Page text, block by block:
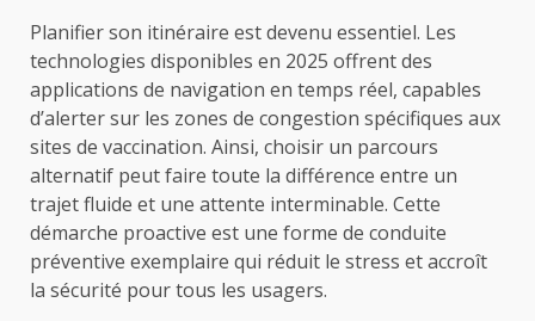
Planifier son itinéraire est devenu essentiel. Les
technologies disponibles en 2025 offrent des
applications de navigation en temps réel, capables
d’alerter sur les zones de congestion spécifiques aux
sites de vaccination. Ainsi, choisir un parcours
alternatif peut faire toute la différence entre un
trajet fluide et une attente interminable. Cette
démarche proactive est une forme de conduite
préventive exemplaire qui réduit le stress et accroît
la sécurité pour tous les usagers.